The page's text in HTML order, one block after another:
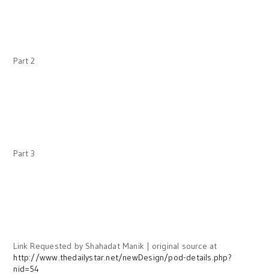
Part 2
Part 3
Link Requested by Shahadat Manik | original source at
http://www.thedailystar.net/newDesign/pod-details.php?
nid=54